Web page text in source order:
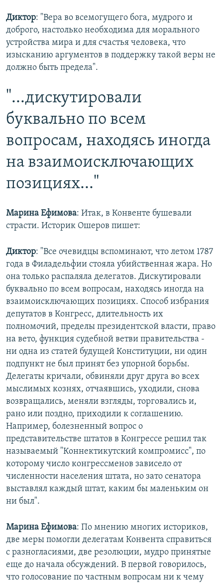
Диктор: "Вера во всемогущего бога, мудрого и
доброго, настолько необходима для морального
устройства мира и для счастья человека, что
изысканию аргументов в поддержку такой веры не
должно быть предела".
"...дискутировали
буквально по всем
вопросам, находясь иногда
на взаимоисключающих
позициях..."
Марина Ефимова: Итак, в Конвенте бушевали
страсти. Историк Ошеров пишет:
Диктор: "Все очевидцы вспоминают, что летом 1787
года в Филадельфии стояла убийственная жара. Но
она только распаляла делегатов. Дискутировали
буквально по всем вопросам, находясь иногда на
взаимоисключающих позициях. Способ избрания
депутатов в Конгресс, длительность их
полномочий, пределы президентской власти, право
на вето, функция судебной ветви правительства -
ни одна из статей будущей Конституции, ни один
подпункт не был принят без упорной борьбы.
Делегаты кричали, обвиняли друг друга во всех
мыслимых кознях, отчаявшись, уходили, снова
возвращались, меняли взгляды, торговались и,
рано или поздно, приходили к соглашению.
Например, болезненный вопрос о
представительстве штатов в Конгрессе решил так
называемый "Коннектикутский компромисс", по
которому число конгрессменов зависело от
численности населения штата, но зато сенатора
выставлял каждый штат, каким бы маленьким он
ни был".
Марина Ефимова: По мнению многих историков,
две меры помогли делегатам Конвента справиться
с разногласиями, две резолюции, мудро принятые
еще до начала обсуждений. В первой говорилось,
что голосование по частным вопросам ни к чему